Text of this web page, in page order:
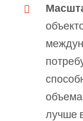
лучше